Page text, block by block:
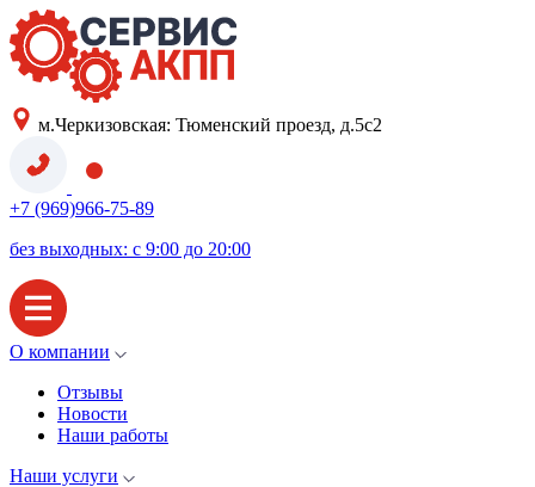
м.Черкизовская: Тюменский проезд, д.5с2
+7 (969)966-75-89
без выходных: с 9:00 до 20:00
О компании
Отзывы
Новости
Наши работы
Наши услуги